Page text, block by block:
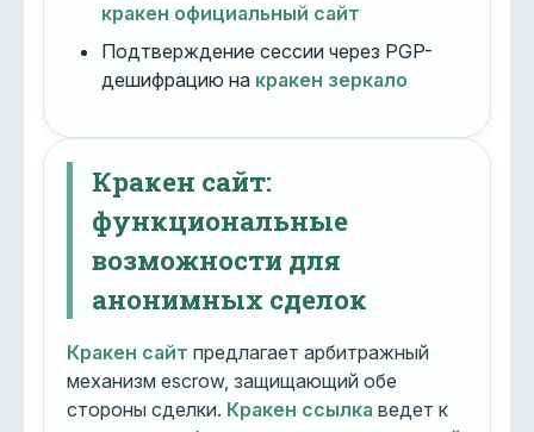
кракен официальный сайт
Подтверждение сессии через PGP-
дешифрацию на кракен зеркало
Кракен сайт:
функциональные
возможности для
анонимных сделок
Кракен сайт предлагает арбитражный
механизм escrow, защищающий обе
стороны сделки. Кракен ссылка ведет к